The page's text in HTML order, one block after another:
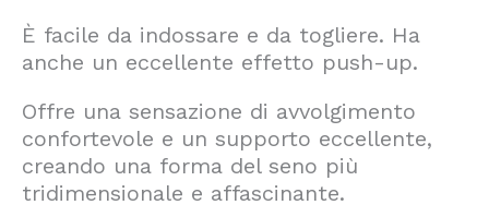
È facile da indossare e da togliere. Ha
anche un eccellente effetto push-up.
Offre una sensazione di avvolgimento
confortevole e un supporto eccellente,
creando una forma del seno più
tridimensionale e affascinante.